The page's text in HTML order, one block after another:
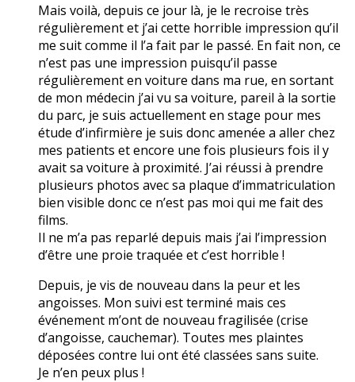
Mais voilà, depuis ce jour là, je le recroise très
régulièrement et j’ai cette horrible impression qu’il
me suit comme il l’a fait par le passé. En fait non, ce
n’est pas une impression puisqu’il passe
régulièrement en voiture dans ma rue, en sortant
de mon médecin j’ai vu sa voiture, pareil à la sortie
du parc, je suis actuellement en stage pour mes
étude d’infirmière je suis donc amenée a aller chez
mes patients et encore une fois plusieurs fois il y
avait sa voiture à proximité. J’ai réussi à prendre
plusieurs photos avec sa plaque d’immatriculation
bien visible donc ce n’est pas moi qui me fait des
films.
Il ne m’a pas reparlé depuis mais j’ai l’impression
d’être une proie traquée et c’est horrible !
Depuis, je vis de nouveau dans la peur et les
angoisses. Mon suivi est terminé mais ces
événement m’ont de nouveau fragilisée (crise
d’angoisse, cauchemar). Toutes mes plaintes
déposées contre lui ont été classées sans suite.
Je n’en peux plus !